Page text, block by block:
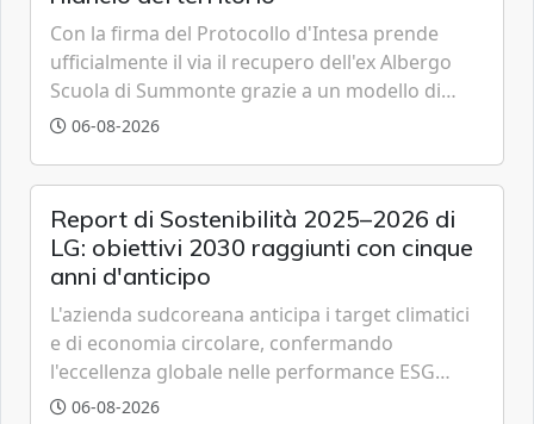
Con la firma del Protocollo d'Intesa prende
ufficialmente il via il recupero dell'ex Albergo
Scuola di Summonte grazie a un modello di
partenariato pubblico-privato e a una rete di
06-08-2026
Report di Sostenibilità 2025–2026 di
LG: obiettivi 2030 raggiunti con cinque
anni d'anticipo
L'azienda sudcoreana anticipa i target climatici
e di economia circolare, confermando
l'eccellenza globale nelle performance ESG
grazie a innovazione, accessibilità e governance
06-08-2026